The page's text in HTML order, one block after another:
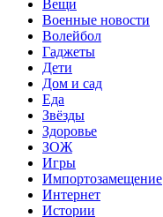
Вещи
Военные новости
Волейбол
Гаджеты
Дети
Дом и сад
Еда
Звёзды
Здоровье
ЗОЖ
Игры
Импортозамещение
Интернет
Истории